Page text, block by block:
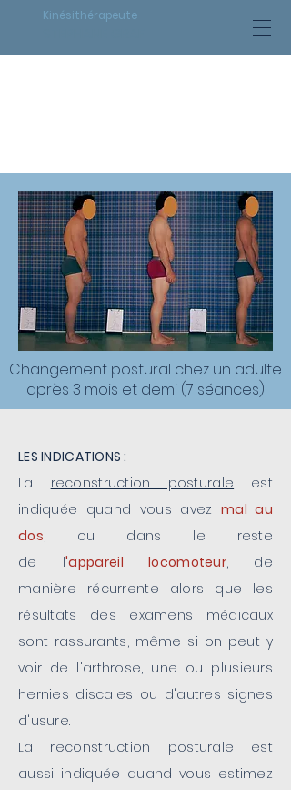
Kinésithérapeute
Changement postural chez un adulte
après 3 mois et demi (7 séances)
LES INDICATIONS :
La reconstruction posturale est
indiquée quand vous avezmal au
dos, ou dans le reste
de l'appareil locomoteur, de
manière récurrente alors que les
résultats des examens médicaux
sont rassurants, même si on peut y
voir de l'arthrose, une ou plusieurs
hernies discales ou d'autres signes
d'usure.
La reconstruction posturale est
aussi indiquée quand vous estimez